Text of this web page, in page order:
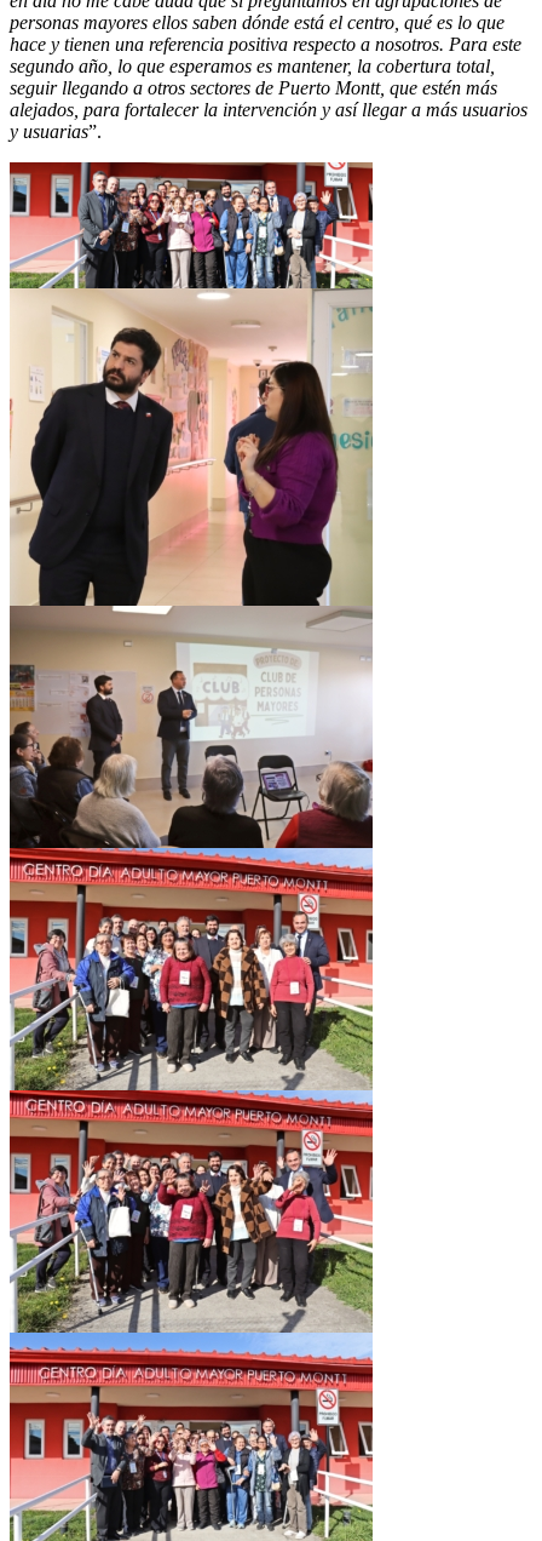
personas mayores ellos saben dónde está el centro, qué es lo que
hace y tienen una referencia positiva respecto a nosotros. Para este
segundo año, lo que esperamos es mantener, la cobertura total,
seguir llegando a otros sectores de Puerto Montt, que estén más
alejados, para fortalecer la intervención y así llegar a más usuarios
y usuarias”.